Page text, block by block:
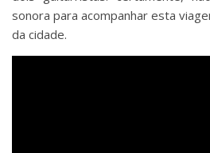
sonora para acompanhar esta
da cidade.